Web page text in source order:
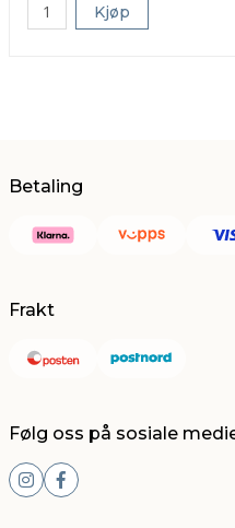
Kjøp
Betaling
Frakt
Følg oss på sosiale